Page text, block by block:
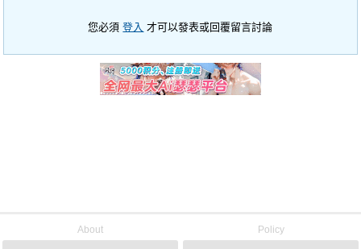
您必須登入 才可以發表或回覆留言討論
About Policy